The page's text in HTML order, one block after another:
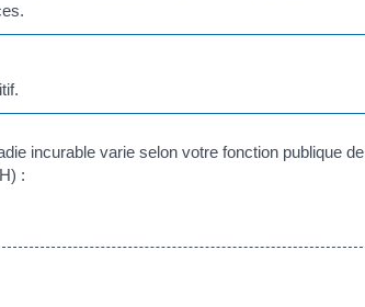
incurable varie selon votre fonction publique de
: